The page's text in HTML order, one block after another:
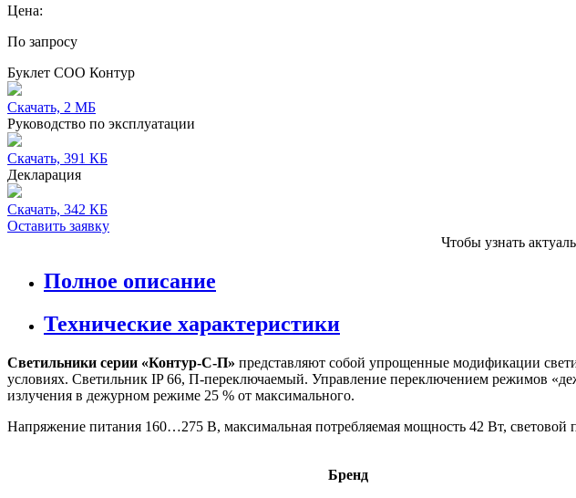
Цена:
По запросу
Буклет СОО Контур
Скачать, 2 МБ
Руководство по эксплуатации
Скачать, 391 КБ
Декларация
Скачать, 342 КБ
Оставить заявку
Чтобы узнать
Полное описание
Технические характеристики
Светильники серии «Контур-С-П» представляют собой упрощенные модификации
условиях. Светильник IP 66, П-переключаемый. Управление переключением режимов
излучения в дежурном режиме 25 % от максимального.
Напряжение питания 160…275 В, максимальная потребляемая мощность 42 Вт, световой
Бренд